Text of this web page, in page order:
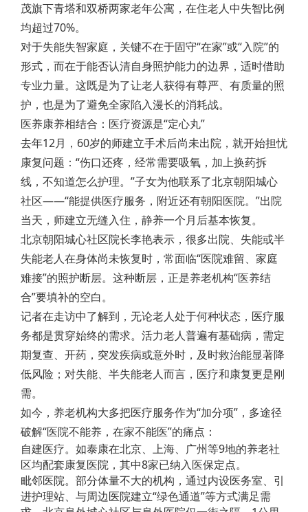
茂旗下青塔和双桥两家老年公寓，在住老人中失智比例
均超过70%。
对于失能失智家庭，关键不在于固守“在家”或“入院”的
形式，而在于能否认清自身照护能力的边界，适时借助
专业力量。这既是为了让老人获得有尊严、有质量的照
护，也是为了避免全家陷入漫长的消耗战。
医养康养相结合：医疗资源是“定心丸”
去年12月，60岁的师建立手术后尚未出院，就开始担忧
康复问题：“伤口还疼，经常需要吸氧，加上换药拆
线，不知道怎么护理。”子女为他联系了北京朝阳城心
社区——“能提供医疗服务，附近还有朝阳医院。”出院
当天，师建立无缝入住，静养一个月后基本恢复。
北京朝阳城心社区院长李艳表示，很多出院、失能或半
失能老人在身体尚未恢复时，常面临“医院难留、家庭
难接”的照护断层。这种断层，正是养老机构“医养结
合”要填补的空白。
记者在走访中了解到，无论老人处于何种状态，医疗服
务都是贯穿始终的需求。活力老人普遍有基础病，需定
期复查、开药，突发疾病或意外时，及时救治能显著降
低风险；对失能、半失能老人而言，医疗和康复更是刚
需。
如今，养老机构大多把医疗服务作为“加分项”，多途径
破解“医院不能养，在家不能医”的痛点：
自建医疗。如泰康在北京、上海、广州等9地的养老社
区均配套康复医院，其中8家已纳入医保定点。
毗邻医院。部分体量不大的机构，通过内设医务室、引
进护理站、与周边医院建立“绿色通道”等方式满足需